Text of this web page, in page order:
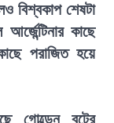
বিশ্বকাপ শেষটা
কাছে
পরাজিত হয়ে
গোল্ডেন বুটের